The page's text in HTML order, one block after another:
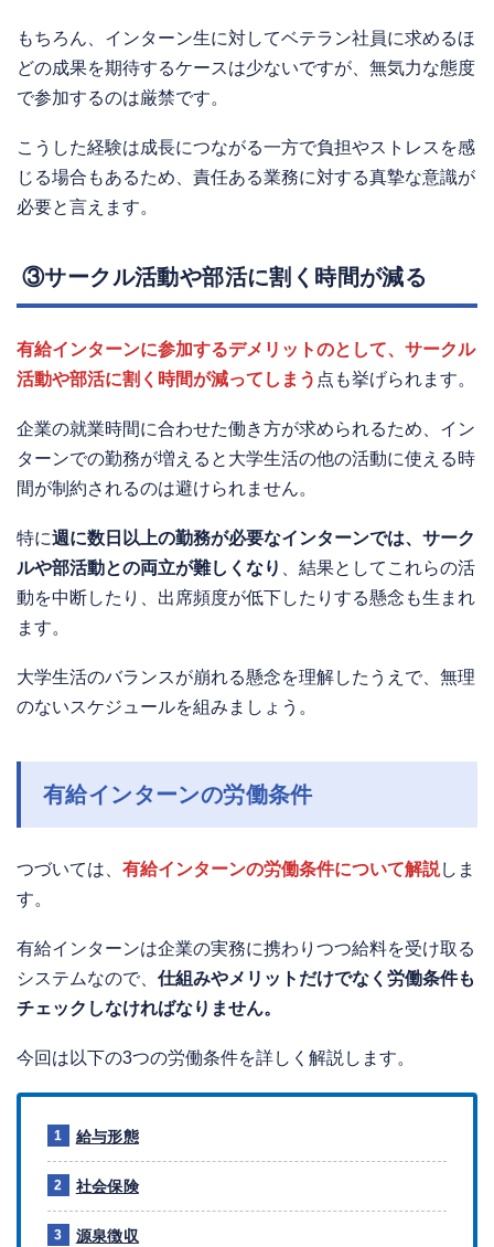
もちろん、インターン生に対してベテラン社員に求めるほ
どの成果を期待するケースは少ないですが、無気力な態度
で参加するのは厳禁です。
こうした経験は成長につながる一方で負担やストレスを感
じる場合もあるため、責任ある業務に対する真摯な意識が
必要と言えます。
③サークル活動や部活に割く時間が減る
有給インターンに参加するデメリットのとして、サークル
活動や部活に割く時間が減ってしまう 点も挙げられます。
企業の就業時間に合わせた働き方が求められるため、イン
ターンでの勤務が増えると大学生活の他の活動に使える時
間が制約されるのは避けられません。
特に週に数日以上の勤務が必要なインターンでは、サーク
ルや部活動との両立が難しくなり
、結果としてこれらの活
動を中断したり、出席頻度が低下したりする懸念も生まれ
ます。
大学生活のバランスが崩れる懸念を理解したうえで、無理
のないスケジュールを組みましょう。
有給インターンの労働条件
つづいては、 有給インターンの労働条件について解説しま
す。
有給インターンは企業の実務に携わりつつ給料を受け取る
システムなので、 仕組みやメリットだけでなく労働条件も
チェックしなければなりません。
今回は以下の3つの労働条件を詳しく解説します。
給与形態
社会保険
源泉徴収